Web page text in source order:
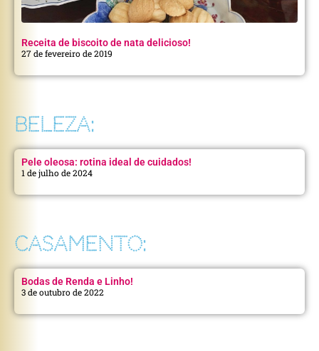
Receita de biscoito de nata delicioso!
27 de fevereiro de 2019
BELEZA:
Pele oleosa: rotina ideal de cuidados!
1 de julho de 2024
CASAMENTO:
Bodas de Renda e Linho!
3 de outubro de 2022